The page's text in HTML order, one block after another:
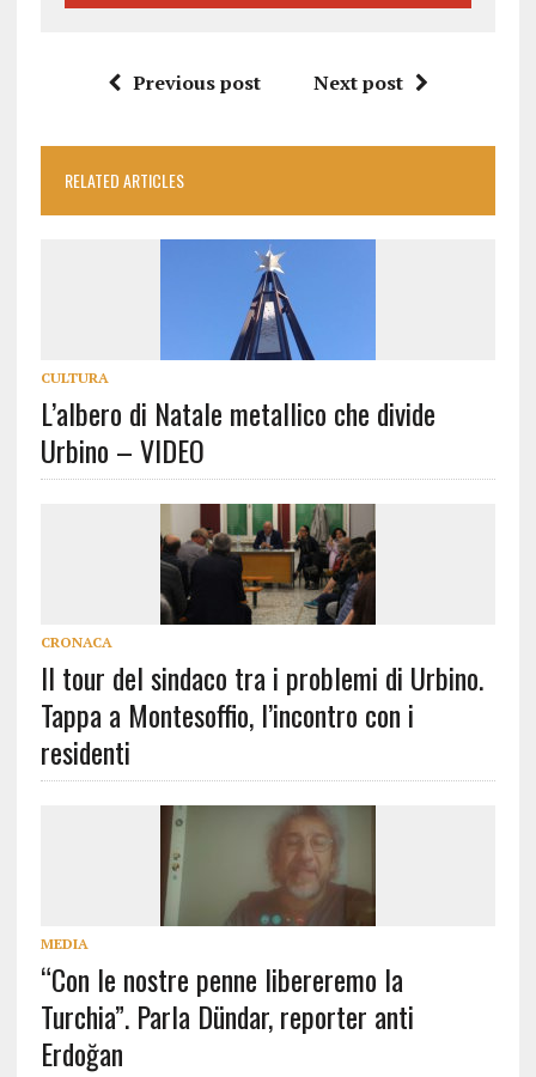
Previous post Next post
RELATED ARTICLES
CULTURA
L’albero di Natale metallico che divide
Urbino – VIDEO
CRONACA
Il tour del sindaco tra i problemi di Urbino.
Tappa a Montesoffio, l’incontro con i
residenti
MEDIA
“Con le nostre penne libereremo la
Turchia”. Parla Dündar, reporter anti
Erdoğan